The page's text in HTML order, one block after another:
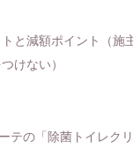
と減額ポイント（施
けない）
テの「除菌トイレク